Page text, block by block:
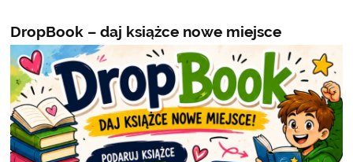
DropBook – daj książce nowe miejsce